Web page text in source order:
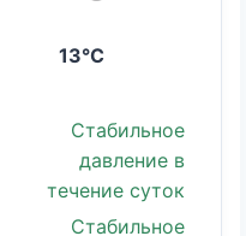
13°C
Стабильное
давление в
течение суток
Стабильное